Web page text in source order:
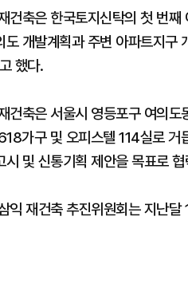
건축은 한국토지신탁의 첫 번
도 개발계획과 주변 아파트지구
했다.
건축은 서울시 영등포구 여의
가구 및 오피스텔 114실로 거
시 및 신통기획 제안을 목표로
익 재건축 추진위원회는 지난